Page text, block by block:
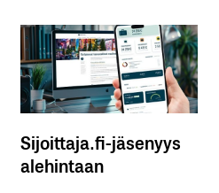
Sijoittaja.fi-jäsenyys
alehintaan